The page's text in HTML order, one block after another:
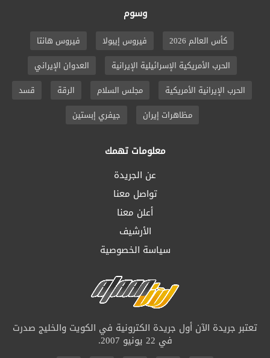
وسوم
كأس العالم 2026 فيروس إيبولا
فيروس هانتا
الحرب الأمريكية الإسرائيلية الإيرانية
العدوان الإيراني
الحرب الإيرانية الأمريكية
مجلس السلام الرقة
قسد
مظاهرات إيران
جيفري إبستين
معلومات تهمك
عن الجريدة
تواصل معنا
أعلن معنا
الأرشيف
سياسة الخصوصية
تعتبر جريدة الآن أول جريدة الكترونية في الكويت والخليج صدرت
في 22 يونيو 2007.